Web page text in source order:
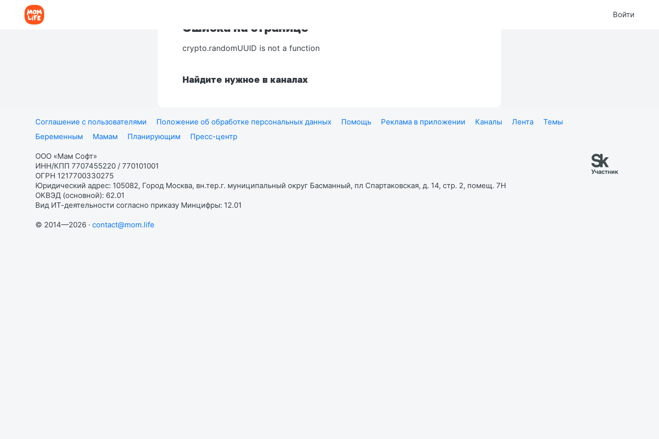
Войти
Ошибка на странице
crypto.randomUUID is not a function
Найдите нужное в каналах
Соглашение с пользователями Положение об обработке персональных данных Помощь Реклама в приложении Каналы Лента
Темы
Беременным
Мамам Планирующим Пресс-центр
ООО «Мам Софт»
ИНН/КПП 7707455220 / 770101001
ОГРН 1217700330275
Юридический адрес: 105082, Город Москва, вн.тер.г. муниципальный округ Басманный, пл Спартаковская, д. 14, стр. 2, помещ. 7Н
ОКВЭД (основной): 62.01
Вид ИТ-деятельности согласно приказу Минцифры: 12.01
© 2014—2026 · contact@mom.life